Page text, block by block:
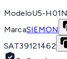
ModeloU5-
MarcaSIEMON
SAT39121462